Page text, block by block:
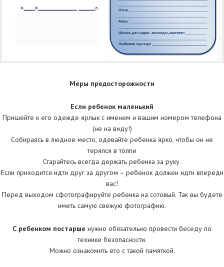
Меры предосторожности
Если ребенок маленький
Пришейте к его одежде ярлык с именем и вашим номером телефона
(не на виду!)
Собираясь в людное место, одевайте ребенка ярко, чтобы он не
терялся в толпе
Старайтесь всегда держать ребенка за руку.
Если приходится идти друг за другом – ребенок должен идти впереди
вас!
Перед выходом сфотографируйте ребенка на сотовый. Так вы будете
иметь самую свежую фотографию.
С ребенком постарше нужно обязательно провести беседу по
технике безопасности.
Можно ознакомить его с такой памяткой.